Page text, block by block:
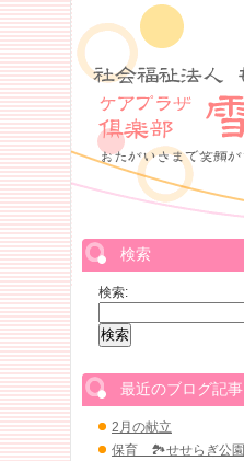
検索
検索:
最近のブログ記事
2月の献立
保育 🏞せせらぎ公園